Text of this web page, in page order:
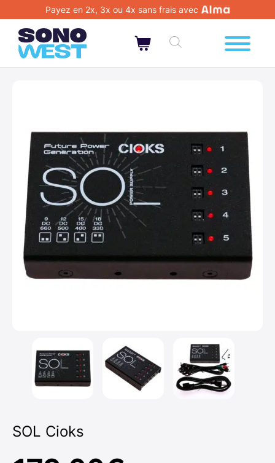
Payez en 2x, 3x ou 4x sans frais avec
SOL Cioks